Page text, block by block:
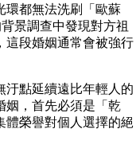
環都無法洗刷「歐蘇
景調查中發現對方祖
這段婚姻通常會被強行
汙點延續遠比年輕人的
姻，首先必須是「乾
體榮譽對個人選擇的絕